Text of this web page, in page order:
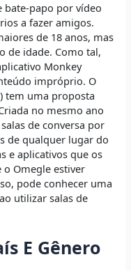
bate-papo por vídeo
a fazer amigos.
de 18 anos, mas
de idade. Como tal,
Monkey
impróprio. O
tem uma proposta
no mesmo ano
de conversa por
de qualquer lugar do
e aplicativos que os
o Omegle estiver
pode conhecer uma
utilizar salas de
E Gênero